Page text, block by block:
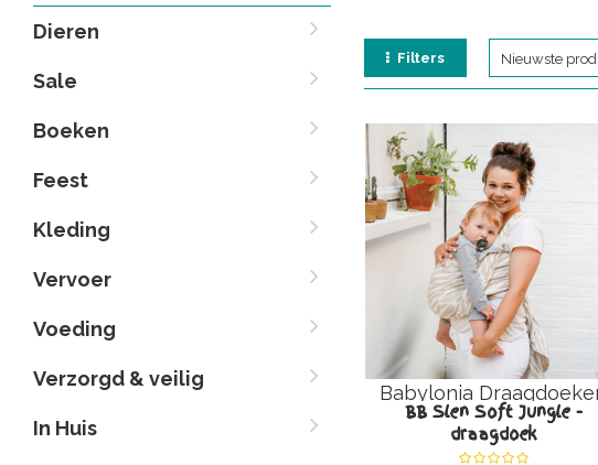
Dieren
Sale
Boeken
Feest
Kleding
Vervoer
Voeding
Verzorgd & veilig
In Huis
Filters Nieuwste
Babylonia
BB Slen Soft Jungle -
draagdoek